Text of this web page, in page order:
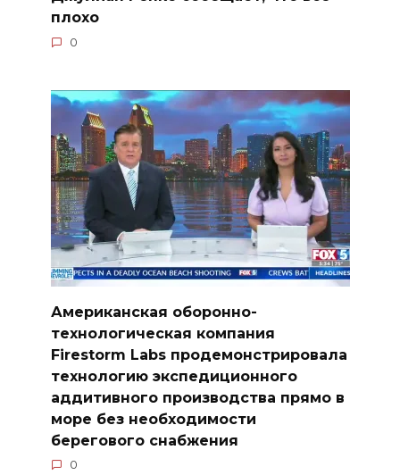
плохо
0
Американская оборонно-
технологическая компания
Firestorm Labs продемонстрировала
технологию экспедиционного
аддитивного производства прямо в
море без необходимости
берегового снабжения
0